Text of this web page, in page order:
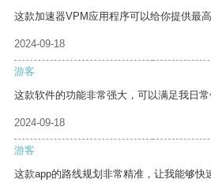
这款加速器VPM应用程序可以给你提供最
2024-09-18
游客
这款软件的功能非常强大，可以满足我日常
2024-09-18
游客
这款app的路线规划非常精准，让我能够快